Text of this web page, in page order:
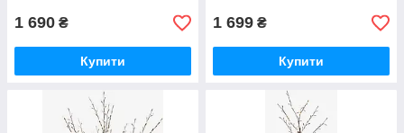
1 690 ₴
Купити
1 699 ₴
Купити